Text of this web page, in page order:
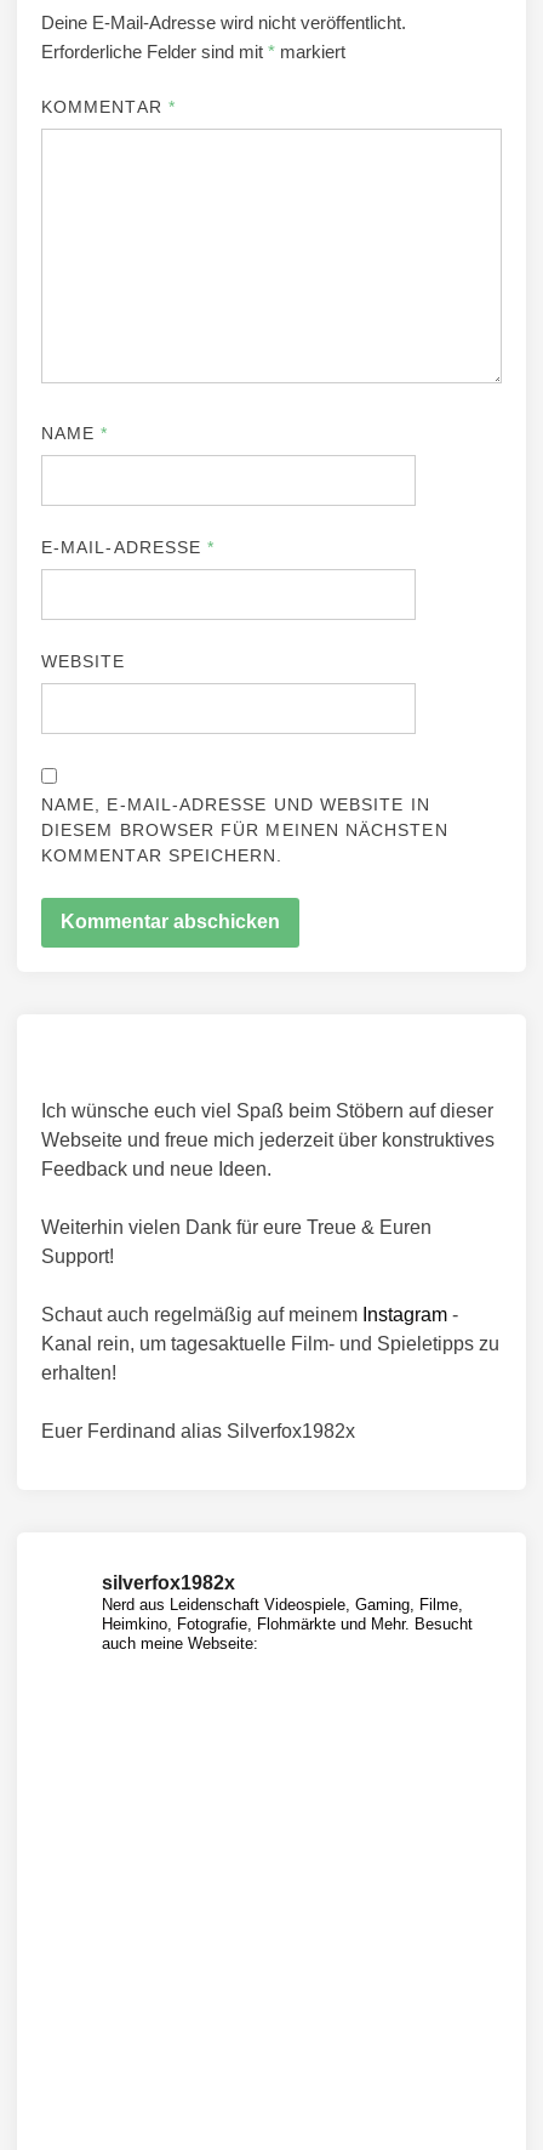
Deine E-Mail-Adresse wird nicht veröffentlicht.
Erforderliche Felder sind mit * markiert
KOMMENTAR *
NAME*
E-MAIL-ADRESSE*
WEBSITE
NAME, E-MAIL-ADRESSE UND WEBSITE IN
DIESEM BROWSER FÜR MEINEN NÄCHSTEN
KOMMENTAR SPEICHERN.
Ich wünsche euch viel Spaß beim Stöbern auf dieser
Webseite und freue mich jederzeit über konstruktives
Feedback und neue Ideen.
Weiterhin vielen Dank für eure Treue & Euren
Support!
Schaut auch regelmäßig auf meinem Instagram -
Kanal rein, um tagesaktuelle Film- und Spieletipps zu
erhalten!
Euer Ferdinand alias Silverfox1982x
silverfox1982x
Nerd aus Leidenschaft Videospiele, Gaming, Filme,
Heimkino, Fotografie, Flohmärkte und Mehr. Besucht
auch meine Webseite: